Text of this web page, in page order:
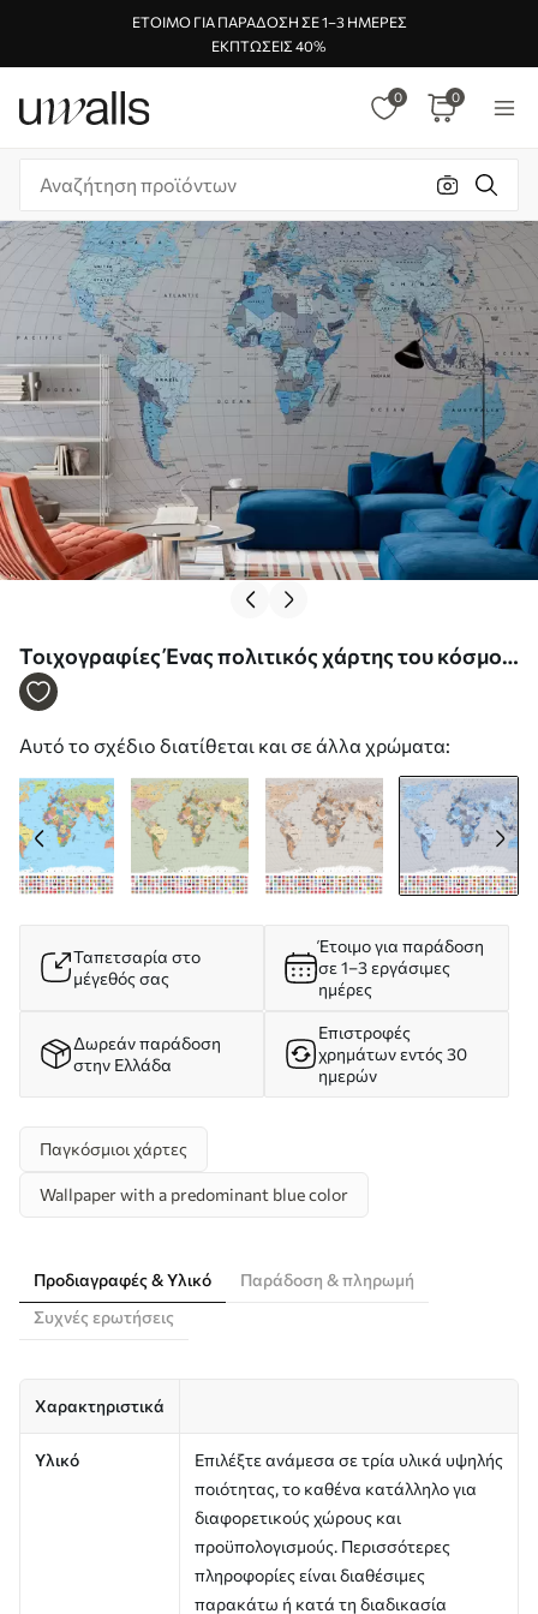
ΈΤΟΙΜΟ ΓΙΑ ΠΑΡΆΔΟΣΗ ΣΕ 1–3 ΗΜΈΡΕΣ
ΕΚΠΤΏΣΕΙΣ 40%
0 0
Τοιχογραφίες Ένας πολιτικός χάρτης του κόσμου
με σημαίες σε αποχρώσεις του μπλε, στα αγγλικά
Αυτό το σχέδιο διατίθεται και σε άλλα χρώματα:
Ταπετσαρία στο
μέγεθός σας
Έτοιμο για παράδοση
σε 1–3 εργάσιμες
ημέρες
Δωρεάν παράδοση
στην Ελλάδα
Επιστροφές
χρημάτων εντός 30
ημερών
Παγκόσμιοι χάρτες
Wallpaper with a predominant blue color
Προδιαγραφές & Υλικό
Παράδοση & πληρωμή
Συχνές ερωτήσεις
Χαρακτηριστικά
Υλικό
Επιλέξτε ανάμεσα σε τρία υλικά υψηλής
ποιότητας, το καθένα κατάλληλο για
διαφορετικούς χώρους και
προϋπολογισμούς. Περισσότερες
πληροφορίες είναι διαθέσιμες
παρακάτω ή κατά τη διαδικασία